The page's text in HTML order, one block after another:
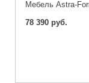
Мебель Astra-
78 390 руб.